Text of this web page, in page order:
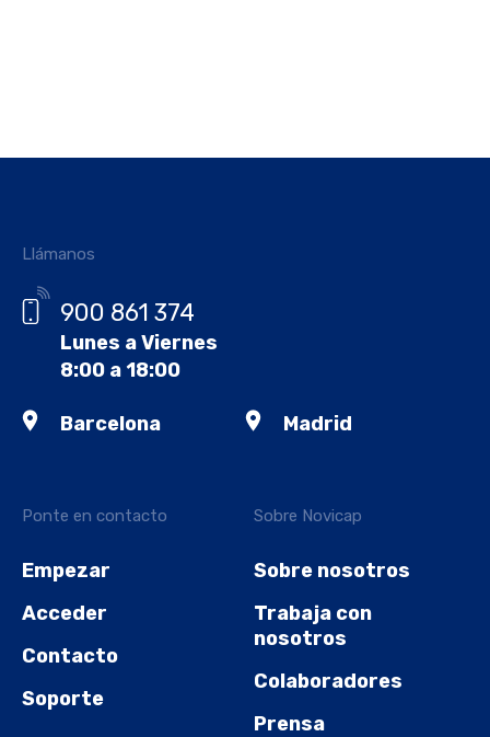
Ponte en contacto
Empezar
Acceder
Contacto
Soporte
Sobre Novicap
Sobre nosotros
Trabaja con
nosotros
Colaboradores
Prensa
Llámanos
900 861 374
Lunes a Viernes
8:00 a 18:00
Barcelona Madrid